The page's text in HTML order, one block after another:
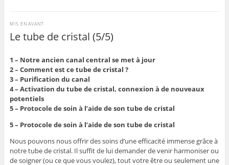
Le tube de cristal (5/5)
MIS EN AVANT
1 – Notre ancien canal central se met à jour
2 – Comment est ce tube de cristal ?
3 – Purification du canal
4 – Activation du tube de cristal, connexion à de nouveaux
potentiels
5 – Protocole de soin à l’aide de son tube de cristal
5 – Protocole de soin à l’aide de son tube de cristal
Nous pouvons nous offrir des soins d’une efficacité immense grâce à
notre tube de cristal. Il suffit de lui demander de venir harmoniser ou
de soigner (ou ce que vous voulez), tout votre être ou seulement une